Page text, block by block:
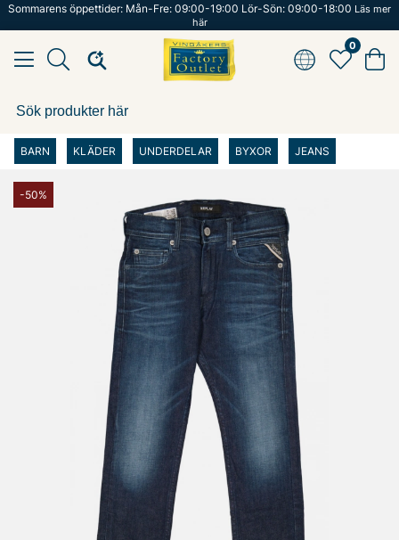
Sommarens öppettider: Mån-Fre: 09:00-19:00 Lör-Sön: 09:00-18:00 Läs mer
här
0
BARN KLÄDER UNDERDELAR BYXOR JEANS
-50%